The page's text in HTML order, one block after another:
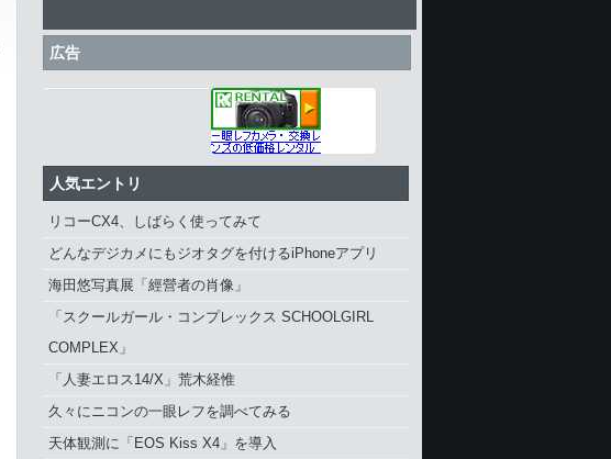
広告
人気エントリ
リコーCX4、しばらく使ってみて
どんなデジカメにもジオタグを付けるiPhoneアプリ
海田悠写真展「經營者の肖像」
「スクールガール・コンプレックス SCHOOLGIRL
COMPLEX」
「人妻エロス14/X」荒木経惟
久々にニコンの一眼レフを調べてみる
天体観測に「EOS Kiss X4」を導入